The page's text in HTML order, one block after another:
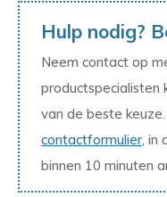
Hulp nodig?
Neem contact op
productspecialisten
van de beste
contactformulier, in
binnen 10 minuten